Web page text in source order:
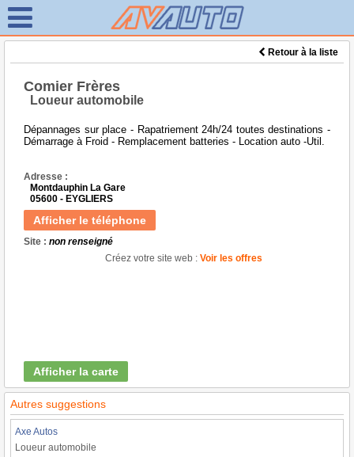
Retour à la liste
Comier Frères
Loueur automobile
Dépannages sur place - Rapatriement 24h/24 toutes destinations -
Démarrage à Froid - Remplacement batteries - Location auto -Util.
Adresse :
Montdauphin La Gare
05600 - EYGLIERS
Afficher le téléphone
Site : non renseigné
Créez votre site web : Voir les offres
Afficher la carte
Autres suggestions
Axe Autos
Loueur automobile